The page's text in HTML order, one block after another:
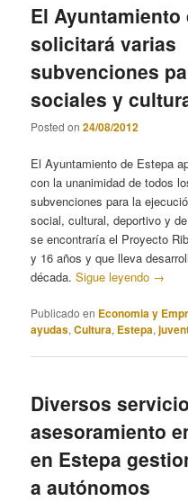
El Ayuntamiento
solicitará varias
subvenciones
sociales y
Posted on24/08/2012
El Ayuntamiento de Estepa
con la unanimidad de todos
subvenciones para la
social, cultural, deportivo y
se encontraría el Proyecto
y 16 años y que lleva
década.Sigue leyendo →
Publicado en Economia y
ayudas,Cultura, Estepa,
Diversos
asesoramiento
en Estepa
a autónomos